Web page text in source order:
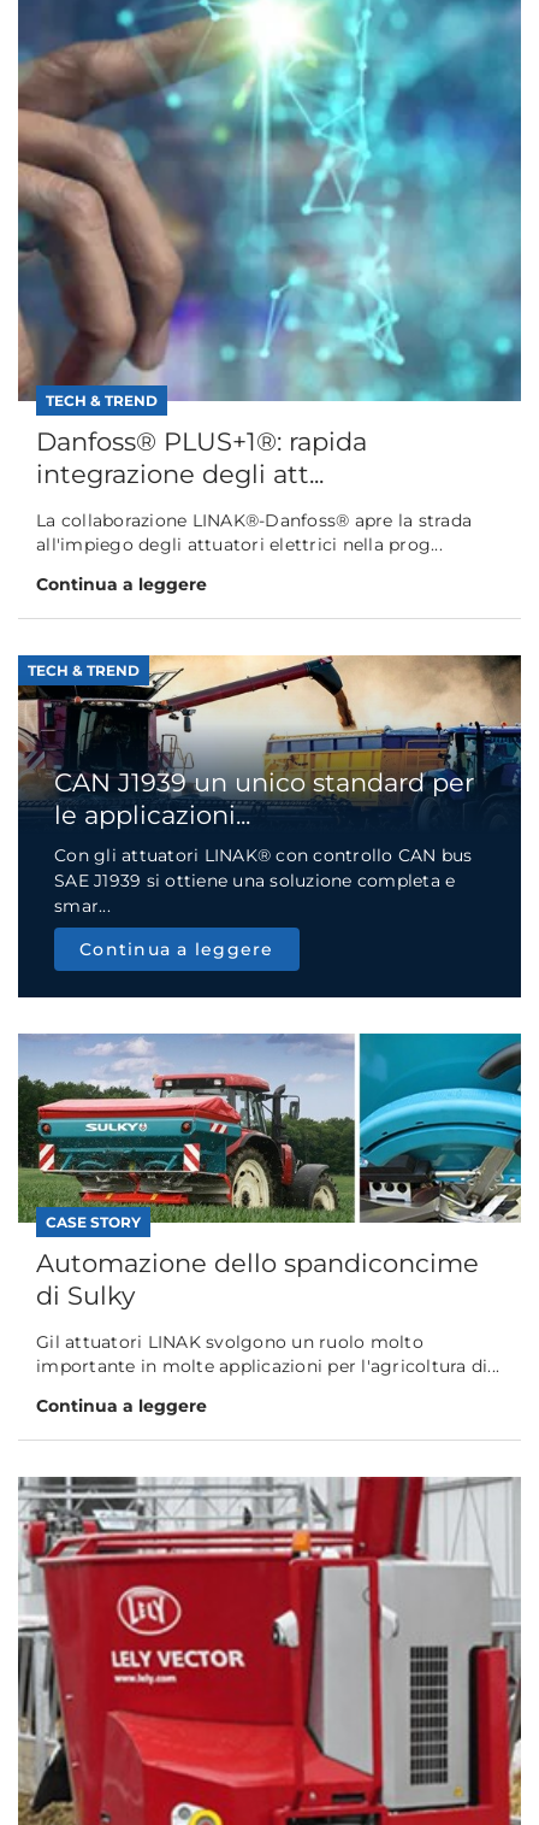
TECH & TREND
Danfoss® PLUS+1®: rapida
integrazione degli att...
La collaborazione LINAK®-Danfoss® apre la strada
all'impiego degli attuatori elettrici nella prog...
Continua a leggere
TECH & TREND
CAN J1939 un unico standard per
le applicazioni...
Con gli attuatori LINAK® con controllo CAN bus
SAE J1939 si ottiene una soluzione completa e
smar...
Continua a leggere
CASE STORY
Automazione dello spandiconcime
di Sulky
Gil attuatori LINAK svolgono un ruolo molto
importante in molte applicazioni per l'agricoltura di...
Continua a leggere